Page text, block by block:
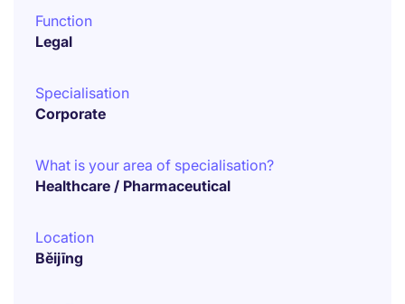
Function
Legal
Specialisation
Corporate
What is your area of specialisation?
Healthcare / Pharmaceutical
Location
Běijīng